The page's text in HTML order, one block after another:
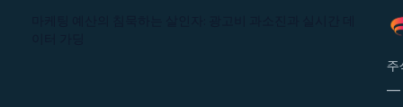
주
—